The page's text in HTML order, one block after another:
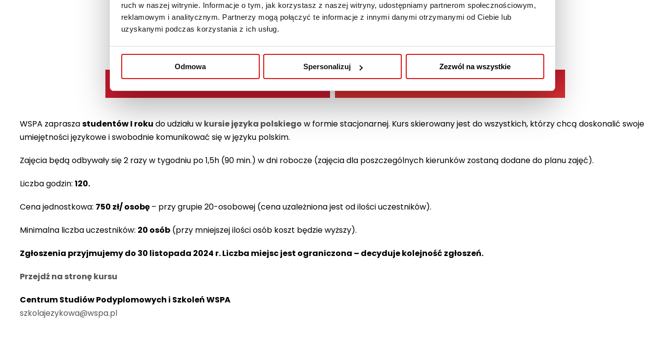
ruch w naszej witrynie. Informacje o tym, jak korzystasz z naszej witryny, udostępniamy partnerom społecznościowym,
reklamowym i analitycznym. Partnerzy mogą połączyć te informacje z innymi danymi otrzymanymi od Ciebie lub
uzyskanymi podczas korzystania z ich usług.
Odmowa Spersonalizuj Zezwól na wszystkie
WSPA zapraszastudentów I roku do udziału w kursie języka polskiego w formie stacjonarnej. Kurs skierowany jest do wszystkich, którzy chcą doskonalić swoje
umiejętności językowe i swobodnie komunikować się w języku polskim.
Zajęcia będą odbywały się 2 razy w tygodniu po 1,5h (90 min.) w dni robocze (zajęcia dla poszczególnych kierunków zostaną dodane do planu zajęć).
Liczba godzin: 120.
Cena jednostkowa: 750 zł/ osobę– przy grupie 20-osobowej (cena uzależniona jest od ilości uczestników).
Minimalna liczba uczestników: 20 osób (przy mniejszej ilości osób koszt będzie wyższy).
Zgłoszenia przyjmujemy do 30 listopada 2024 r. Liczba miejsc jest ograniczona – decyduje kolejność zgłoszeń.
Przejdź na stronę kursu
Centrum Studiów Podyplomowych i Szkoleń WSPA
szkolajezykowa@wspa.pl